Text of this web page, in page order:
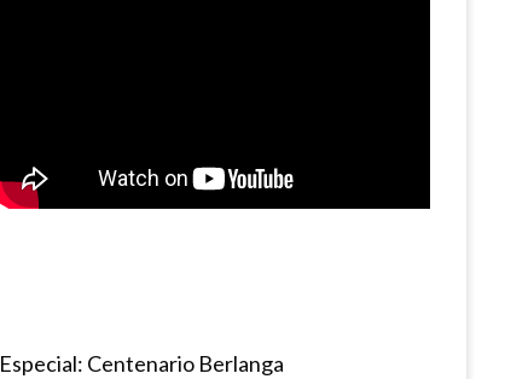
Especial: Centenario Berlanga